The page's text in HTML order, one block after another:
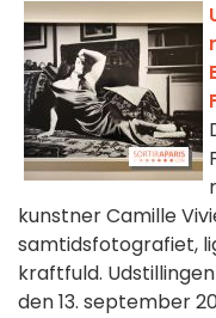
kunstner Camille
samtidsfotografiet,
kraftfuld.
den 13. september